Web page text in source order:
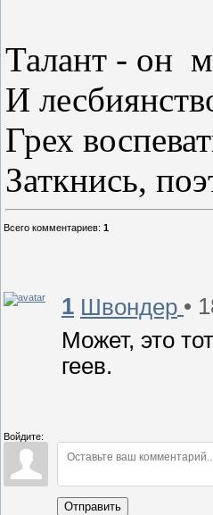
Талант - он
И
Грех
Заткнись,
Всего комментариев: 1
1 Швондер •
Может, это
геев.
Войдите:
Отправить